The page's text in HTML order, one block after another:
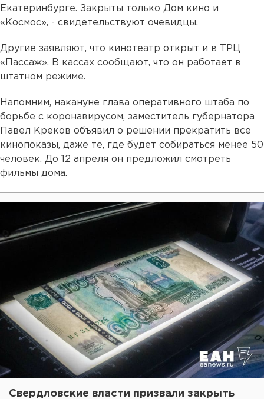
Екатеринбурге. Закрыты только Дом кино и
«Космос», - свидетельствуют очевидцы.
Другие заявляют, что кинотеатр открыт и в ТРЦ
«Пассаж». В кассах сообщают, что он работает в
штатном режиме.
Напомним, накануне глава оперативного штаба по
борьбе с коронавирусом, заместитель губернатора
Павел Креков объявил о решении прекратить все
кинопоказы, даже те, где будет собираться менее 50
человек. До 12 апреля он предложил смотреть
фильмы дома.
Свердловские власти призвали закрыть